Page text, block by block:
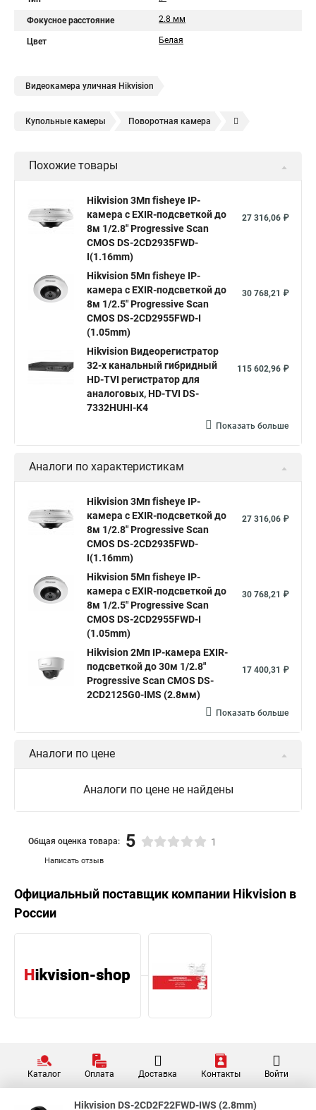
Фокусное расстояние 2.8 мм
Цвет Белая
Видеокамера уличная Hikvision
Купольные камеры Поворотная камера
Камера видеонаблюдения hikvision
Hikvision купить Hikvision уличная ip камера
Hikvision poe
Hikvision 2 8 mm Hikvision camera Hikvision 2cd1148 i b
Видеонаблюдение Ip видеокамеры
Hikvision 2cd2142fwd
Hikvision ds 2cd1148 hikvision ds 2cd1148 i b
hikvision ds 2cd2042wd i Видеокамера hikvision
Видеокамеры hikvision ds
Камера Hikvision ds 2ce16d8t
Видеокамера hikvision hiwatch
Камера Hikvision ds 2cd2442fwd
Уличная камера Hikvision ip camera
Hikvision поворотная камера Hikvision купольная
Нikvision микрофон Hikvision поворотная
Hikvision порты
Похожие товары
Hikvision 3Мп fisheye IP-
камера c EXIR-подсветкой до
8м 1/2.8" Progressive Scan
CMOS DS-2CD2935FWD-
I(1.16mm)
27 316,06 ₽
Hikvision 5Мп fisheye IP-
камера c EXIR-подсветкой до
8м 1/2.5" Progressive Scan
CMOS DS-2CD2955FWD-I
(1.05mm)
30 768,21 ₽
Hikvision Видеорегистратор
32-х канальный гибридный
HD-TVI регистратор для
аналоговых, HD-TVI DS-
7332HUHI-K4
115 602,96 ₽
Показать больше
Аналоги по характеристикам
Hikvision 3Мп fisheye IP-
камера c EXIR-подсветкой до
8м 1/2.8" Progressive Scan
CMOS DS-2CD2935FWD-
I(1.16mm)
27 316,06 ₽
Hikvision 5Мп fisheye IP-
камера c EXIR-подсветкой до
8м 1/2.5" Progressive Scan
CMOS DS-2CD2955FWD-I
(1.05mm)
30 768,21 ₽
Hikvision 2Мп IP-камера EXIR-
подсветкой до 30м 1/2.8"
Progressive Scan CMOS DS-
2CD2125G0-IMS (2.8мм)
17 400,31 ₽
Показать больше
Аналоги по цене
Аналоги по цене не найдены
Написать отзыв
Общая оценка товара: 5 1
Официальный поставщик компании Hikvision в
России
Каталог Оплата Доставка Контакты Войти
Hikvision DS-2CD2F22FWD-IWS (2.8mm)